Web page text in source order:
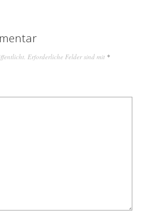
Erforderliche Felder sind mit *